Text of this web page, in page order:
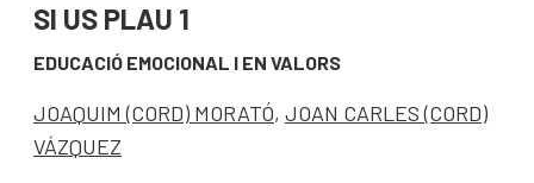
SI US PLAU 1
EDUCACIÓ EMOCIONAL I EN VALORS
JOAQUIM (CORD) MORATÓ, JOAN CARLES (CORD)
VÁZQUEZ